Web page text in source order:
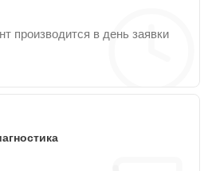
производится в день заявки